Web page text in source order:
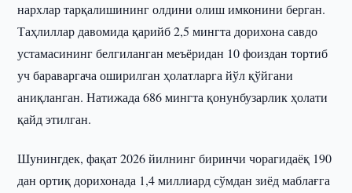
нархлар тарқалишининг олдини олиш имконини берган.
Таҳлиллар давомида қарийб 2,5 мингта дорихона савдо
устамасининг белгиланган меъёридан 10 фоиздан тортиб
уч бараваргача оширилган ҳолатларга йўл қўйгани
аниқланган. Натижада 686 мингта қонунбузарлик ҳолати
қайд этилган.
Шунингдек, фақат 2026 йилнинг биринчи чорагидаёқ 190
дан ортиқ дорихонада 1,4 миллиард сўмдан зиёд маблағга